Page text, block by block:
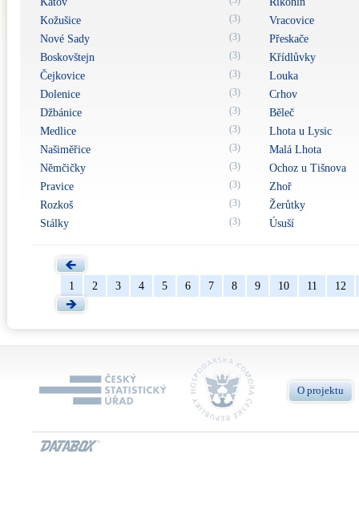
Kožušice (3)
Nové Sady (3)
Boskovštejn (3)
Čejkovice (3)
Dolenice (3)
Džbánice (3)
Medlice (3)
Našiměřice (3)
Němčičky (3)
Pravice (3)
Rozkoš (3)
Stálky (3)
Vracovice
Přeskače
Křídlůvky
Louka
Crhov
Běleč
Lhota u Lysic
Malá Lhota
Ochoz u Tišnova
Zhoř
Žerůtky
Úsuší
1 2 3 4 5 6 7 8 9 10 11 12
O projektu